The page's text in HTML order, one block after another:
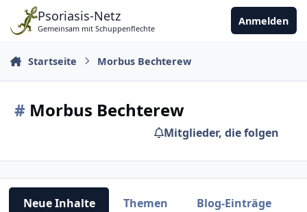
Zu Inhalt springen
Psoriasis-Netz
Gemeinsam mit Schuppenflechte
Anmelden
Startseite Morbus Bechterew
# Morbus Bechterew
Mitglieder, die folgen
Neue Inhalte Themen Blog-Einträge